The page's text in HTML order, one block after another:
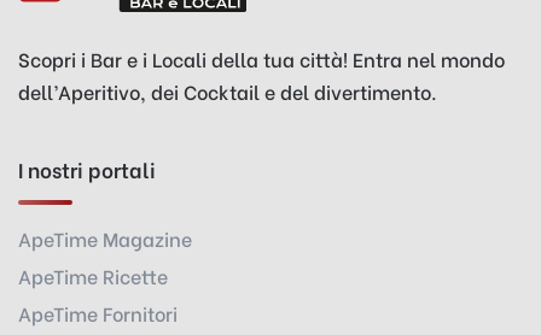
Scopri i Bar e i Locali della tua città! Entra nel mondo
dell’Aperitivo, dei Cocktail e del divertimento.
I nostri portali
ApeTime Magazine
ApeTime Ricette
ApeTime Fornitori